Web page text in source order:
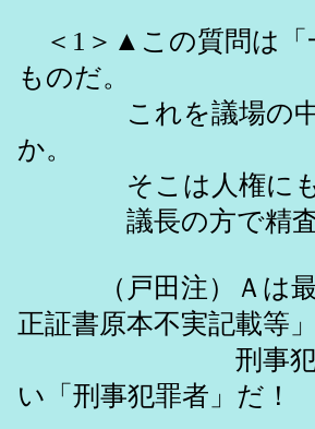
＜1＞▲この質問は「
ものだ。
これを議場の中で
か。
そこは人権にも
議長の方で精査
（戸田注）Ａは最
正証書原本不実記載等
刑事犯罪を犯
い「刑事犯罪者」だ！